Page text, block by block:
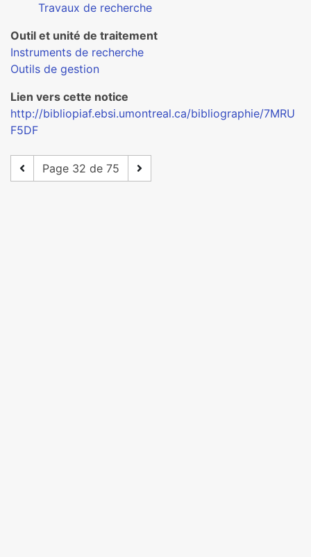
Travaux de recherche
Outil et unité de traitement
Instruments de recherche
Outils de gestion
Lien vers cette notice
http://bibliopiaf.ebsi.umontreal.ca/bibliographie/7MRU
F5DF
Page 32 de 75